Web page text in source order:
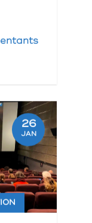
26
JAN